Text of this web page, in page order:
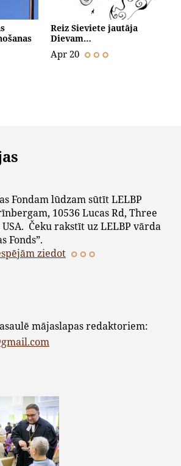
Reiz Sieviete jautāja
Dievam…
Apr 20
Fondam lūdzam sūtīt LELBP
10536 Lucas Rd, Three
Čeku rakstīt uz LELBP vārda
Fonds”.
ziedot
mājaslapas redaktoriem: